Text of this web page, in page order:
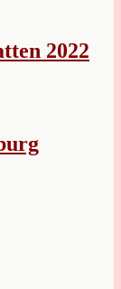
2022